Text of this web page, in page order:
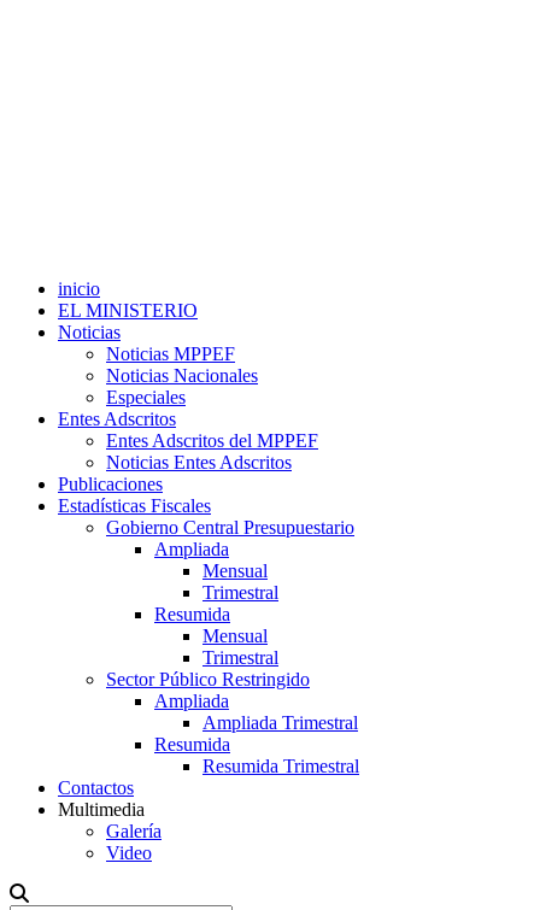
inicio
EL MINISTERIO
Noticias
Noticias MPPEF
Noticias Nacionales
Especiales
Entes Adscritos
Entes Adscritos del MPPEF
Noticias Entes Adscritos
Publicaciones
Estadísticas Fiscales
Gobierno Central Presupuestario
Ampliada
Mensual
Trimestral
Resumida
Mensual
Trimestral
Sector Público Restringido
Ampliada
Ampliada Trimestral
Resumida
Resumida Trimestral
Contactos
Multimedia
Galería
Video